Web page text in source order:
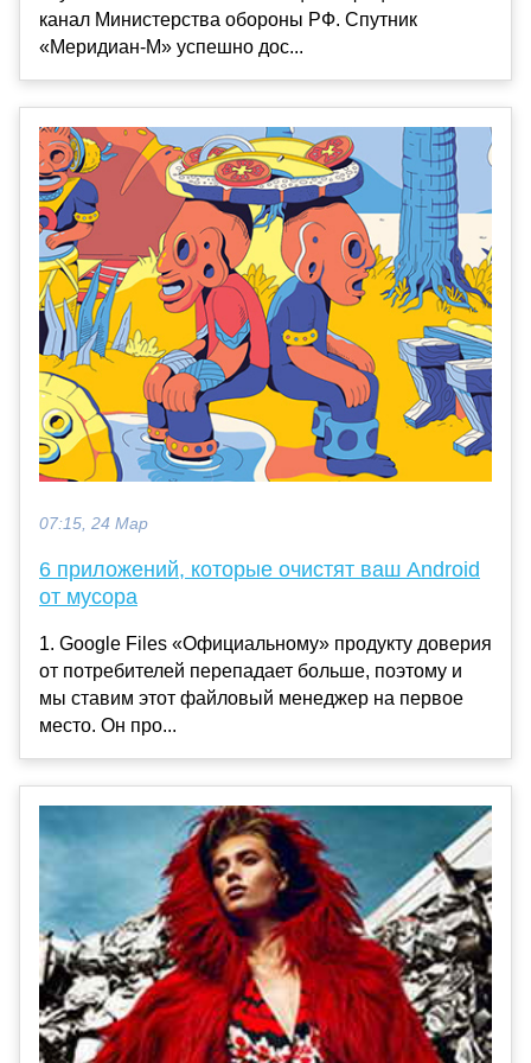
канал Министерства обороны РФ. Спутник
«Меридиан-М» успешно дос...
07:15, 24 Мар
6 приложений, которые очистят ваш Android
от мусора
1. Google Files «Официальному» продукту доверия
от потребителей перепадает больше, поэтому и
мы ставим этот файловый менеджер на первое
место. Он про...